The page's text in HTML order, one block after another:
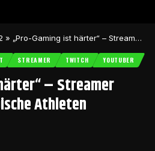
» „Pro-Gaming ist härter“ – Streamer provoziert Olympische Athleten
STREAMER TWITCH YOUTUBER
– Streamer
Athleten